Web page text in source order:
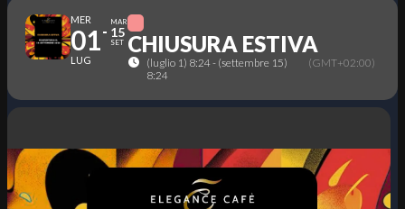
MER
01
LUG
MAR
15
SET CHIUSURA ESTIVA
(luglio 1) 8:24 - (settembre 15)
8:24
(GMT+02:00)